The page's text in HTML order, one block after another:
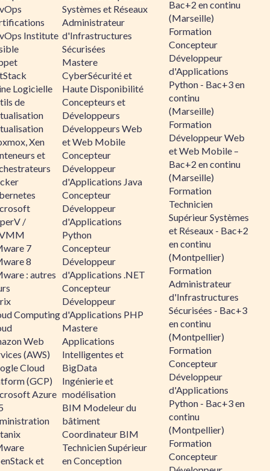
Institute
Logicielle
de
Xen
et
/
7
8
: autres
Computing
Web
(AWS)
Cloud
(GCP)
Azure
et
Systèmes et Réseaux
Administrateur
d'Infrastructures
Sécurisées
Mastere
CyberSécurité et
Haute Disponibilité
Concepteurs et
Développeurs
Développeurs Web
et Web Mobile
Concepteur
Développeur
d'Applications Java
Concepteur
Développeur
d'Applications
Python
Concepteur
Développeur
d'Applications .NET
Concepteur
Développeur
d'Applications PHP
Mastere
Applications
Intelligentes et
BigData
Ingénierie et
modélisation
BIM Modeleur du
bâtiment
Coordinateur BIM
Technicien Supérieur
en Conception
Bac+2 en continu
(Marseille)
Formation
Concepteur
Développeur
d'Applications
Python - Bac+3 en
continu
(Marseille)
Formation
Développeur Web
et Web Mobile –
Bac+2 en continu
(Marseille)
Formation
Technicien
Supérieur Systèmes
et Réseaux - Bac+2
en continu
(Montpellier)
Formation
Administrateur
d'Infrastructures
Sécurisées - Bac+3
en continu
(Montpellier)
Formation
Concepteur
Développeur
d'Applications
Python - Bac+3 en
continu
(Montpellier)
Formation
Concepteur